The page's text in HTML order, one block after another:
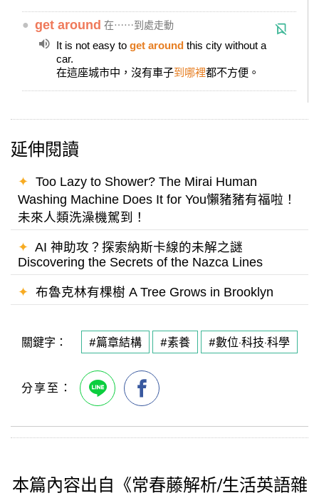
● get around 在⋯⋯到處走動
It is not easy to get around this city without a
car.
在這座城市中，沒有車子到哪裡都不方便。
延伸閱讀
✦ Too Lazy to Shower? The Mirai Human
Washing Machine Does It for You懶豬豬有福啦！
未來人類洗澡機駕到！
✦ AI 神助攻？探索納斯卡線的未解之謎
Discovering the Secrets of the Nazca Lines
✦ 布魯克林有棵樹 A Tree Grows in Brooklyn
關鍵字： #篇章結構 #素養 #數位·科技·科學
本篇內容出自《常春藤解析/生活英語雜